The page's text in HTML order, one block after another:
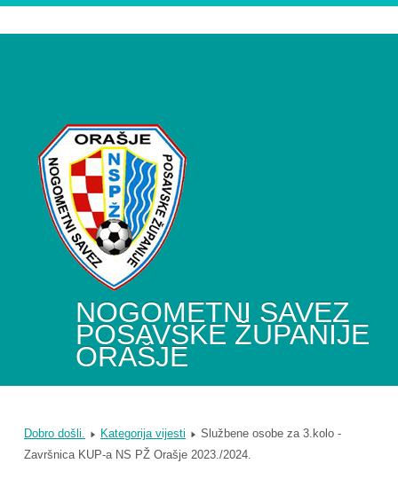
NOGOMETNI SAVEZ
POSAVSKE ŽUPANIJE
ORAŠJE
Dobro došli. Kategorija vijesti
Službene osobe za 3.kolo -
Završnica KUP-a NS PŽ Orašje 2023./2024.